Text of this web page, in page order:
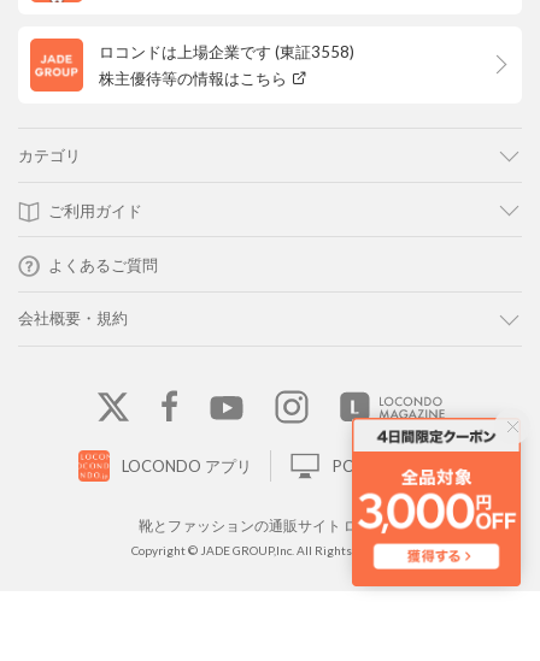
ロコンドは上場企業です (東証3558)
株主優待等の情報はこちら
カテゴリ
ご利用ガイド
よくあるご質問
会社概要・規約
LOCONDO アプリ PC版サイトを表示
靴とファッションの通販サイト ロコンド
Copyright © JADE GROUP,Inc. All Rights Reserved